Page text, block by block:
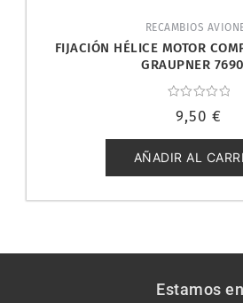
RECAMBIOS
FIJACIÓN HÉLICE MOTOR
GRAUPNER
con
de
5
9,50 €
AÑADIR AL
Estamos en